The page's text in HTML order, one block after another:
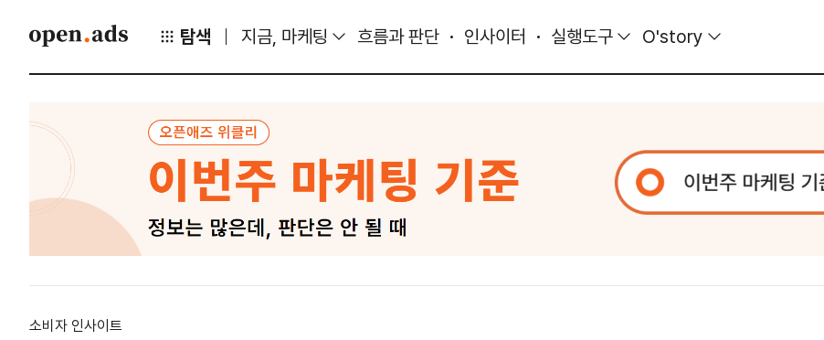
탐색 지금, 마케팅 흐름과 판단 인사이터 실행도구 O'story
소비자 인사이트